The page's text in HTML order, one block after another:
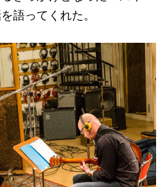
語ってくれた。